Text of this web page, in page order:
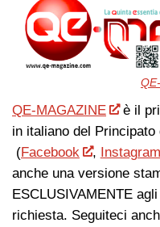
QE-MAGAZINE
è il
in italiano del Principato
(Facebook , Instagram
anche una versione
ESCLUSIVAMENTE
richiesta. Seguiteci